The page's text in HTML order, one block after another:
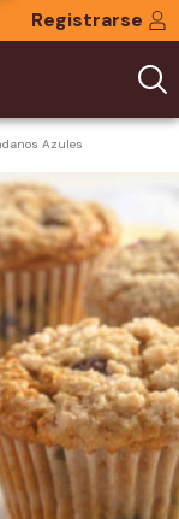
Registrarse
Azules